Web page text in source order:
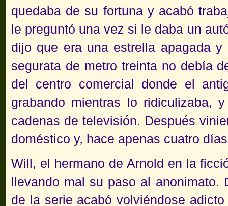
quedaba de su fortuna y acabó
le preguntó una vez si le daba un
dijo que era una estrella apagada
segurata de metro treinta no debía
del centro comercial donde el
grabando mientras lo ridiculizaba,
cadenas de televisión. Después
doméstico y, hace apenas cuatro
Will, el hermano de Arnold en la
llevando mal su paso al anonimato.
de la serie acabó volviéndose